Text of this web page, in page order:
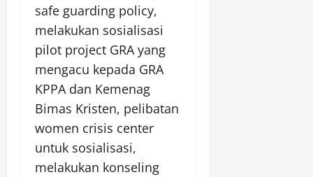
safe guarding policy,
melakukan sosialisasi
pilot project GRA yang
mengacu kepada GRA
KPPA dan Kemenag
Bimas Kristen, pelibatan
women crisis center
untuk sosialisasi,
melakukan konseling